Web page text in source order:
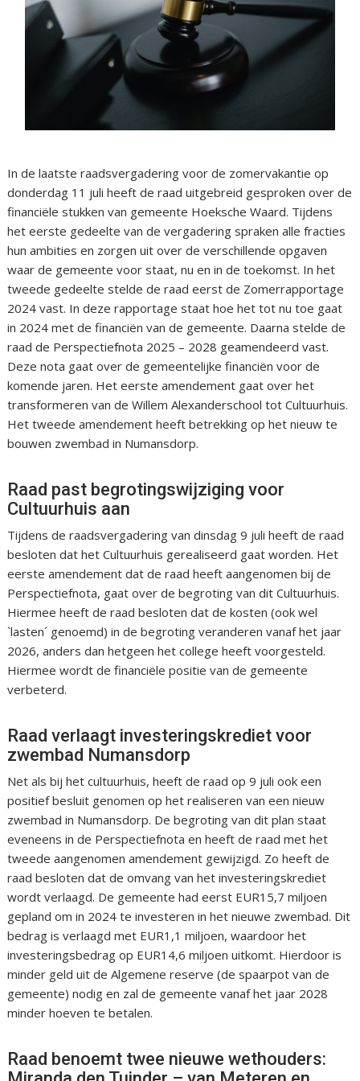
In de laatste raadsvergadering voor de zomervakantie op
donderdag 11 juli heeft de raad uitgebreid gesproken over de
financiële stukken van gemeente Hoeksche Waard. Tijdens
het eerste gedeelte van de vergadering spraken alle fracties
hun ambities en zorgen uit over de verschillende opgaven
waar de gemeente voor staat, nu en in de toekomst. In het
tweede gedeelte stelde de raad eerst de Zomerrapportage
2024 vast. In deze rapportage staat hoe het tot nu toe gaat
in 2024 met de financiën van de gemeente. Daarna stelde de
raad de Perspectiefnota 2025 – 2028 geamendeerd vast.
Deze nota gaat over de gemeentelijke financiën voor de
komende jaren. Het eerste amendement gaat over het
transformeren van de Willem Alexanderschool tot Cultuurhuis.
Het tweede amendement heeft betrekking op het nieuw te
bouwen zwembad in Numansdorp.
Raad past begrotingswijziging voor
Cultuurhuis aan
Tijdens de raadsvergadering van dinsdag 9 juli heeft de raad
besloten dat het Cultuurhuis gerealiseerd gaat worden. Het
eerste amendement dat de raad heeft aangenomen bij de
Perspectiefnota, gaat over de begroting van dit Cultuurhuis.
Hiermee heeft de raad besloten dat de kosten (ook wel
`lasten´ genoemd) in de begroting veranderen vanaf het jaar
2026, anders dan hetgeen het college heeft voorgesteld.
Hiermee wordt de financiële positie van de gemeente
verbeterd.
Raad verlaagt investeringskrediet voor
zwembad Numansdorp
Net als bij het cultuurhuis, heeft de raad op 9 juli ook een
positief besluit genomen op het realiseren van een nieuw
zwembad in Numansdorp. De begroting van dit plan staat
eveneens in de Perspectiefnota en heeft de raad met het
tweede aangenomen amendement gewijzigd. Zo heeft de
raad besloten dat de omvang van het investeringskrediet
wordt verlaagd. De gemeente had eerst EUR15,7 miljoen
gepland om in 2024 te investeren in het nieuwe zwembad. Dit
bedrag is verlaagd met EUR1,1 miljoen, waardoor het
investeringsbedrag op EUR14,6 miljoen uitkomt. Hierdoor is
minder geld uit de Algemene reserve (de spaarpot van de
gemeente) nodig en zal de gemeente vanaf het jaar 2028
minder hoeven te betalen.
Raad benoemt twee nieuwe wethouders: